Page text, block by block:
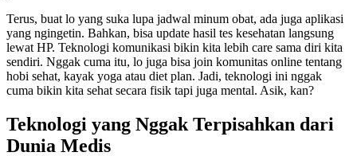
Terus, buat lo yang suka lupa jadwal minum obat, ada juga aplikasi
yang ngingetin. Bahkan, bisa update hasil tes kesehatan langsung
lewat HP. Teknologi komunikasi bikin kita lebih care sama diri kita
sendiri. Nggak cuma itu, lo juga bisa join komunitas online tentang
hobi sehat, kayak yoga atau diet plan. Jadi, teknologi ini nggak
cuma bikin kita sehat secara fisik tapi juga mental. Asik, kan?
Teknologi yang Nggak Terpisahkan dari
Dunia Medis